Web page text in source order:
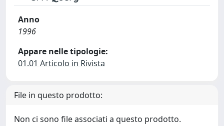
Anno
1996
Appare nelle tipologie:
01.01 Articolo in Rivista
File in questo prodotto:
Non ci sono file associati a questo prodotto.